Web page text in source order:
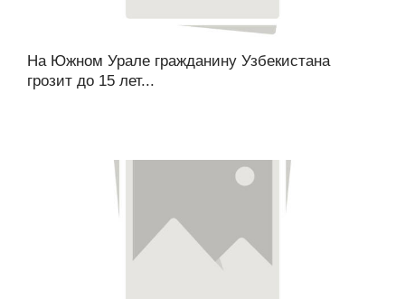
На Южном Урале гражданину Узбекистана
грозит до 15 лет...